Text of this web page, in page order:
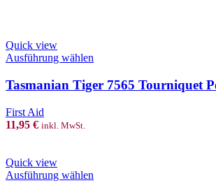
Quick view
Ausführung wählen
has
multiple
on
Tasmanian Tiger 7565 Tourniquet
First Aid
11,95 € inkl. MwSt.
Quick view
Ausführung wählen